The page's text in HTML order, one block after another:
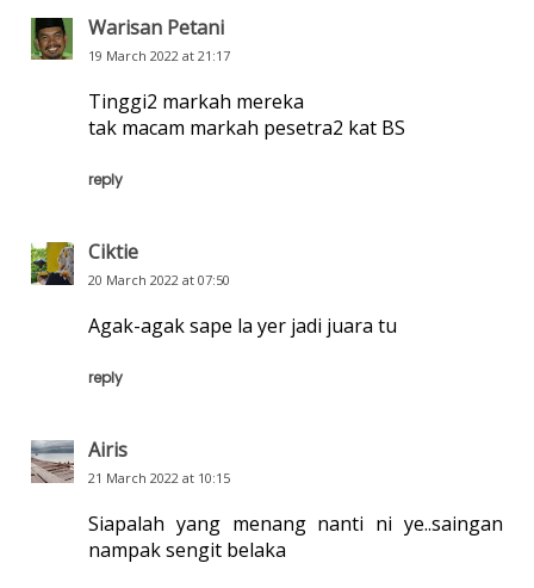
Warisan Petani
19 March 2022 at 21:17
Tinggi2 markah mereka
tak macam markah pesetra2 kat BS
reply
Ciktie
20 March 2022 at 07:50
Agak-agak sape la yer jadi juara tu
reply
Airis
21 March 2022 at 10:15
Siapalah yang menang nanti ni ye..saingan
nampak sengit belaka